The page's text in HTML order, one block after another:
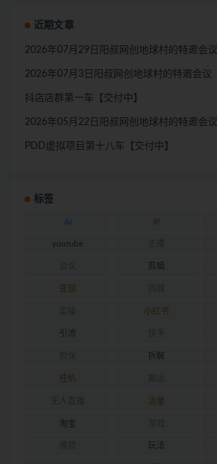
近期文章
2026年07月29日阳叔网创地球村的特邀会议
2026年07月3日阳叔网创地球村的特邀会议
抖店店群第一车【交付中】
2026年05月22日阳叔网创地球村的特邀会议
PDD虚拟项目第十八车【交付中】
标签
AI IP
youtube
剪辑
变现
小红书
引流
拆解
挂机
流量
淘宝
玩法